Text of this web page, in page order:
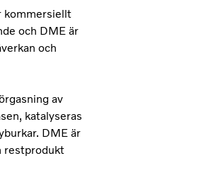
kommersiellt
och DME är
och
av
katalyseras
DME är
restprodukt